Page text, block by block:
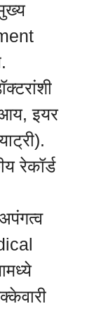
आय, इयर
रेकॉर्ड